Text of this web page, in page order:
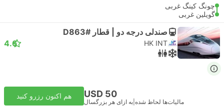
چونگ کینگ غربی
گویلین غربی
صندلی درجه دو | قطار #D863
HK INT
4.6
USD 50
مالیات‌ها لحاظ شده به ازای هر بزرگسال
هم اکنون رزرو کنید